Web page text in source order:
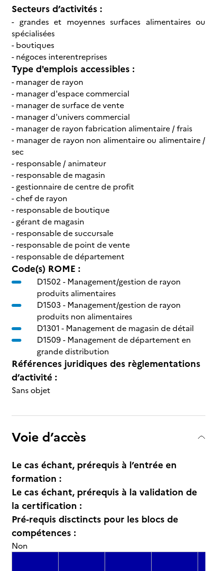
Secteurs d’activités :
- grandes et moyennes surfaces alimentaires ou
spécialisées
- boutiques
- négoces interentreprises
Type d'emplois accessibles :
- manager de rayon
- manager d'espace commercial
- manager de surface de vente
- manager d'univers commercial
- manager de rayon fabrication alimentaire / frais
- manager de rayon non alimentaire ou alimentaire /
sec
- responsable / animateur
- responsable de magasin
- gestionnaire de centre de profit
- chef de rayon
- responsable de boutique
- gérant de magasin
- responsable de succursale
- responsable de point de vente
- responsable de département
Code(s) ROME :
D1502 - Management/gestion de rayon
produits alimentaires
D1503 - Management/gestion de rayon
produits non alimentaires
D1301 - Management de magasin de détail
D1509 - Management de département en
grande distribution
Références juridiques des règlementations
d’activité :
Sans objet
Voie d’accès
Le cas échant, prérequis à l’entrée en
formation :
Le cas échant, prérequis à la validation de
la certification :
Pré-requis disctincts pour les blocs de
compétences :
Non